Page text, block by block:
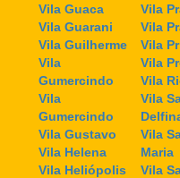
Vila Guaca
Vila Guarani
Vila Guilherme
Vila
Gumercindo
Vila
Gumercindo
Vila Gustavo
Vila Helena
Vila Heliópolis
Vila
Vila
Vila
Vila
Vila
Vila
Vila
Maria
Vila